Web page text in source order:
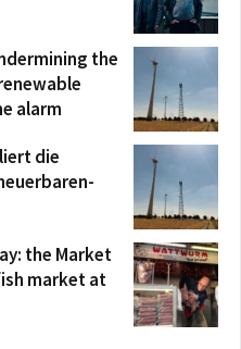
the
alarm
die
the Market
market at